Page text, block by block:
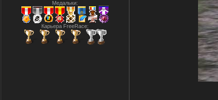
Медальки:
Карьера FreeRace: